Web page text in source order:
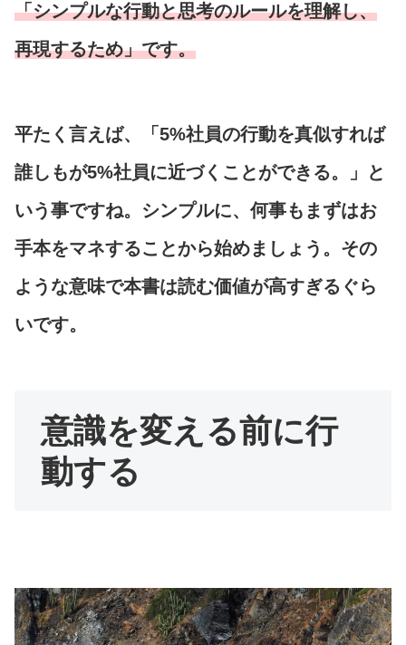
「シンプルな行動と思考のルールを理解し、
再現するため」です。
平たく言えば、「5%社員の行動を真似すれば
誰しもが5%社員に近づくことができる。」と
いう事ですね。シンプルに、何事もまずはお
手本をマネすることから始めましょう。その
ような意味で本書は読む価値が高すぎるぐら
いです。
意識を変える前に行
動する